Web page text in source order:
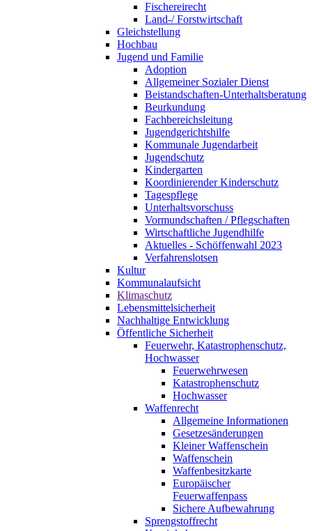
Fischereirecht
Land-/ Forstwirtschaft
Gleichstellung
Hochbau
Jugend und Familie
Adoption
Allgemeiner Sozialer Dienst
Beistandschaften-Unterhaltsberatung
Beurkundung
Fachbereichsleitung
Jugendgerichtshilfe
Kommunale Jugendarbeit
Jugendschutz
Kindergarten
Koordinierender Kinderschutz
Tagespflege
Unterhaltsvorschuss
Vormundschaften / Pflegschaften
Wirtschaftliche Jugendhilfe
Aktuelles - Schöffenwahl 2023
Verfahrenslotsen
Kultur
Kommunalaufsicht
Klimaschutz
Lebensmittelsicherheit
Nachhaltige Entwicklung
Öffentliche Sicherheit
Feuerwehr, Katastrophenschutz,
Hochwasser
Feuerwehrwesen
Katastrophenschutz
Hochwasser
Waffenrecht
Allgemeine Informationen
Gesetzesänderungen
Kleiner Waffenschein
Waffenschein
Waffenbesitzkarte
Europäischer
Feuerwaffenpass
Sichere Aufbewahrung
Sprengstoffrecht